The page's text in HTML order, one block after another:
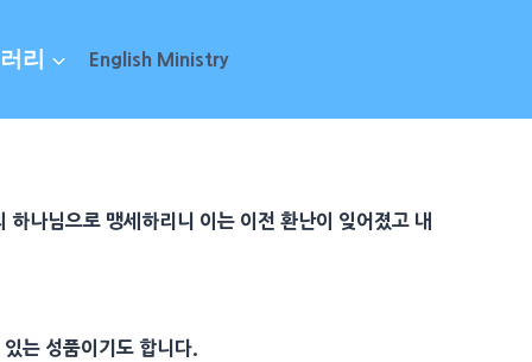
리 English Ministry
나님으로 맹세하리니 이는 이전 환난이 잊어졌고 내
는 성품이기도 합니다.